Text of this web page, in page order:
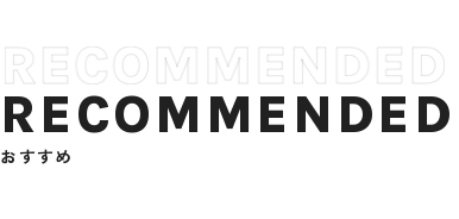
RECOMMENDED
おすすめ